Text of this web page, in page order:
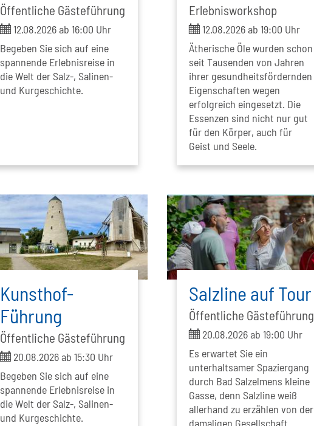
Öffentliche Gästeführung
ticket
12.08.2026 ab 16:00 Uhr
Begeben Sie sich auf eine
spannende Erlebnisreise in
die Welt der Salz-, Salinen-
und Kurgeschichte.
Erlebnisworkshop
ticket
12.08.2026 ab 19:00 Uhr
Ätherische Öle wurden schon
seit Tausenden von Jahren
ihrer gesundheitsfördernden
Eigenschaften wegen
erfolgreich eingesetzt. Die
Essenzen sind nicht nur gut
für den Körper, auch für
Geist und Seele.
Kunsthof-
Führung
Öffentliche Gästeführung
ticket
20.08.2026 ab 15:30 Uhr
Begeben Sie sich auf eine
spannende Erlebnisreise in
die Welt der Salz-, Salinen-
und Kurgeschichte.
Salzline auf Tour
Öffentliche Gästeführung
ticket
20.08.2026 ab 19:00 Uhr
Es erwartet Sie ein
unterhaltsamer Spaziergang
durch Bad Salzelmens kleine
Gasse, denn Salzline weiß
allerhand zu erzählen von der
damaligen Gesellschaft.